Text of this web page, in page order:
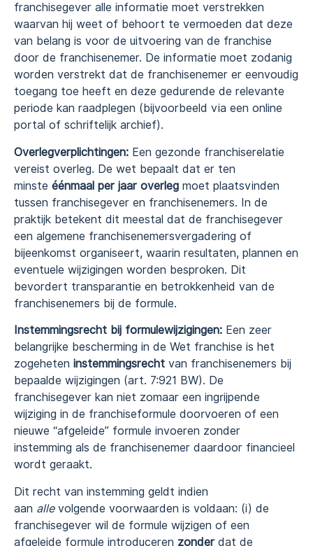
franchisegever alle informatie moet verstrekken
waarvan hij weet of behoort te vermoeden dat deze
van belang is voor de uitvoering van de franchise
door de franchisenemer. De informatie moet zodanig
worden verstrekt dat de franchisenemer er eenvoudig
toegang toe heeft en deze gedurende de relevante
periode kan raadplegen (bijvoorbeeld via een online
portal of schriftelijk archief).
Overlegverplichtingen: Een gezonde franchiserelatie
vereist overleg. De wet bepaalt dat er ten
minste éénmaal per jaar overleg moet plaatsvinden
tussen franchisegever en franchisenemers. In de
praktijk betekent dit meestal dat de franchisegever
een algemene franchisenemersvergadering of
bijeenkomst organiseert, waarin resultaten, plannen en
eventuele wijzigingen worden besproken. Dit
bevordert transparantie en betrokkenheid van de
franchisenemers bij de formule.
Instemmingsrecht bij formulewijzigingen: Een zeer
belangrijke bescherming in de Wet franchise is het
zogeheten instemmingsrecht van franchisenemers bij
bepaalde wijzigingen (art. 7:921 BW). De
franchisegever kan niet zomaar een ingrijpende
wijziging in de franchiseformule doorvoeren of een
nieuwe “afgeleide” formule invoeren zonder
instemming als de franchisenemer daardoor financieel
wordt geraakt.
Dit recht van instemming geldt indien
aan allevolgende voorwaarden is voldaan: (i) de
franchisegever wil de formule wijzigen of een
afgeleide formule introduceren zonder dat de